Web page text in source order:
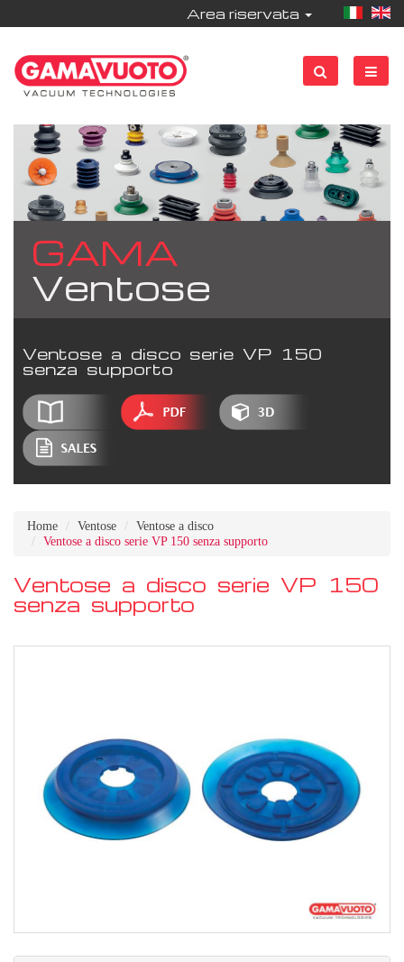
Area riservata
GAMA
Ventose
Ventose a disco serie VP 150
senza supporto
Home Ventose
Ventose a disco
Ventose a disco serie VP 150 senza supporto
Ventose a disco serie VP 150
senza supporto